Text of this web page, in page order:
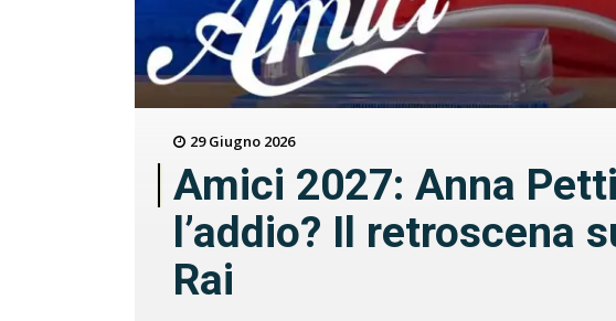
29 Giugno 2026
Amici 2027: Anna
l’addio? Il retroscena
Rai